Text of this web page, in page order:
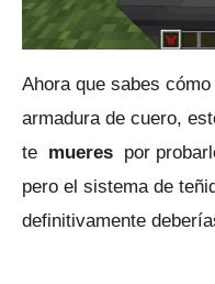
Ahora que sabes
armadura de cuero,
te mueres por
pero el sistema de
definitivamente